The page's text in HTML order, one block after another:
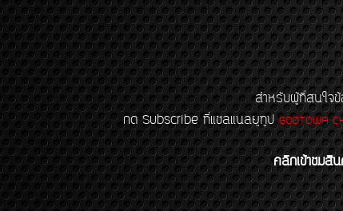
สำหรับผู้ที่สนใจข้
กด Subscribe ที่แชลแนลยูทูปGODTOWA
คลิกเข้าชมสิน